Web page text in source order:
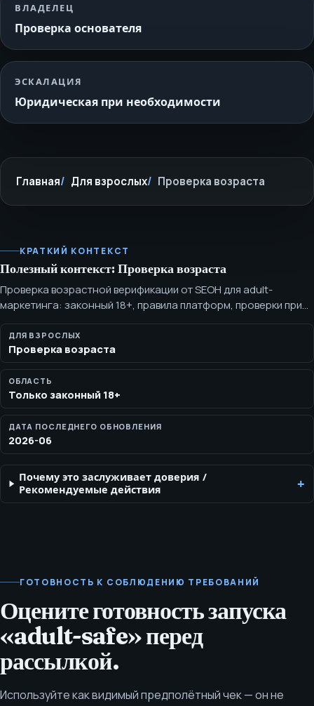
ВЛАДЕЛЕЦ
Проверка основателя
ЭСКАЛАЦИЯ
Юридическая при необходимости
Главная Для взрослых Проверка возраста
КРАТКИЙ КОНТЕКСТ
Полезный контекст: Проверка возраста
Проверка возрастной верификации от SEOH для adult-
маркетинга: законный 18+, правила платформ, проверки при
приёме, ограничения публичной презентации и потребность в
эскалации. SEOH приступает к adult-вертикали только после
подтверждения законного статуса 18+ и ясности
обязанностей по верификации возраста для маркетинга,
поиска и платформенной проверки.
ДЛЯ ВЗРОСЛЫХ
Проверка возраста
ОБЛАСТЬ
Только законный 18+
ДАТА ПОСЛЕДНЕГО ОБНОВЛЕНИЯ
2026-06
Почему это заслуживает доверия /
Рекомендуемые действия
ГОТОВНОСТЬ К СОБЛЮДЕНИЮ ТРЕБОВАНИЙ
Оцените готовность запуска
«adult-safe» перед
рассылкой.
Используйте как видимый предполётный чек — он не